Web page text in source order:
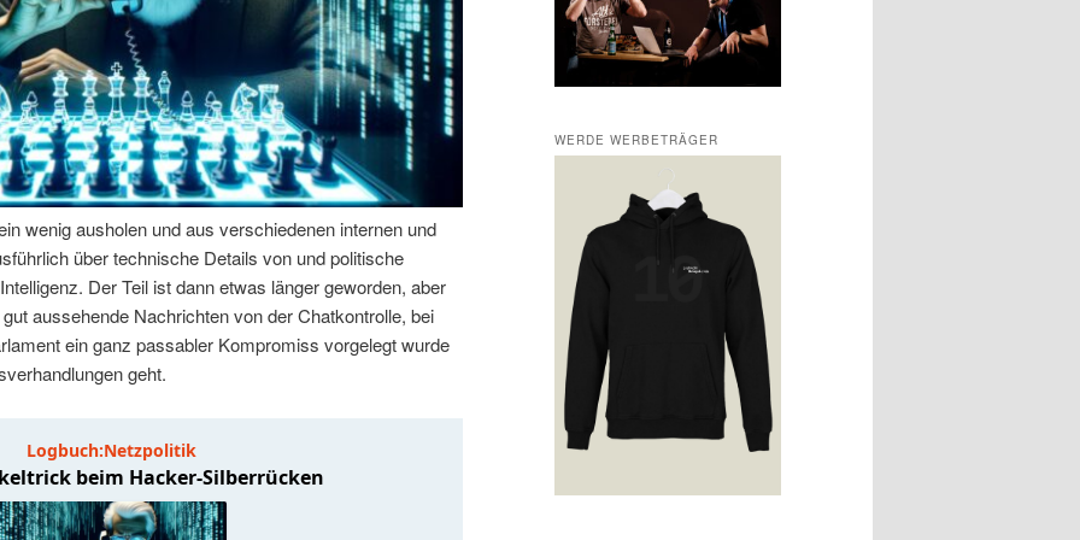
wenig ausholen und aus verschiedenen internen und
über technische Details von und politische
Der Teil ist dann etwas länger geworden, aber
aussehende Nachrichten von der Chatkontrolle, bei
ein ganz passabler Kompromiss vorgelegt wurde
geht.
WERDE WERBETRÄGER